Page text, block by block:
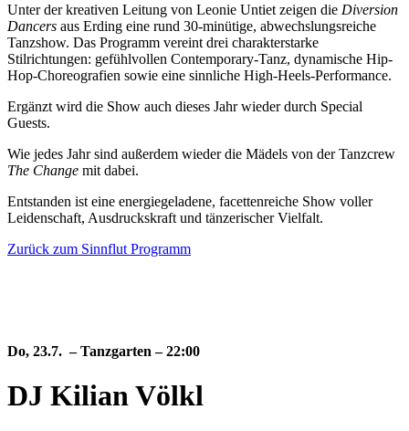
Unter der kreativen Leitung von Leonie Untiet zeigen die Diversion
Dancers aus Erding eine rund 30-minütige, abwechslungsreiche
Tanzshow. Das Programm vereint drei charakterstarke
Stilrichtungen: gefühlvollen Contemporary-Tanz, dynamische Hip-
Hop-Choreografien sowie eine sinnliche High-Heels-Performance.
Ergänzt wird die Show auch dieses Jahr wieder durch Special
Guests.
Wie jedes Jahr sind außerdem wieder die Mädels von der Tanzcrew
The Change mit dabei.
Entstanden ist eine energiegeladene, facettenreiche Show voller
Leidenschaft, Ausdruckskraft und tänzerischer Vielfalt.
Zurück zum Sinnflut Programm
Do, 23.7. – Tanzgarten – 22:00
DJ Kilian Völkl